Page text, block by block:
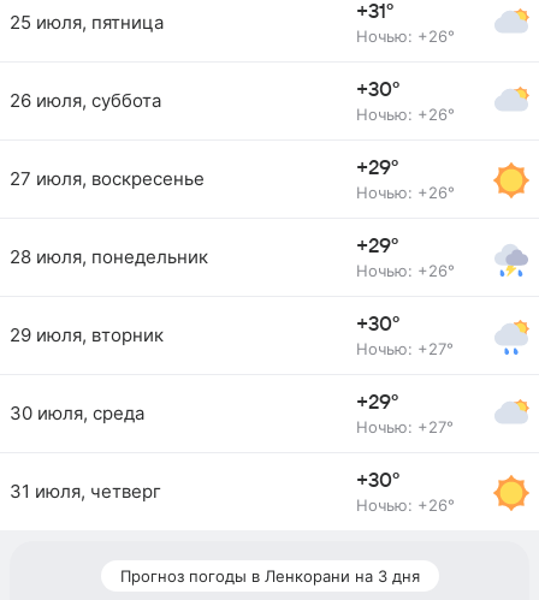
25 июля, пятница +31°
Ночью: +26°
26 июля, суббота +30°
Ночью: +26°
27 июля, воскресенье +29°
Ночью: +26°
28 июля, понедельник +29°
Ночью: +26°
29 июля, вторник +30°
Ночью: +27°
30 июля, среда +29°
Ночью: +27°
31 июля, четверг +30°
Ночью: +26°
Прогноз погоды в Ленкорани на 3 дня